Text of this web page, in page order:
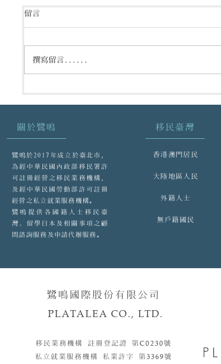
留言
撰寫留言......
關於鷺鳴
鷺鳴於2017年成立於臺北市，
為經中華民國內政部移民署許
可註冊經營之移民業務機構，
及經中華民國勞動部許可註冊
經營之私立就業服務機構。
鷺鳴提供各國籍人士移民臺
灣、留學日本及相關事項之顧
問諮詢服務及申請代辦服務。
移民臺灣
香港澳門居民
大陸地區人民
外籍人士
無戶籍國民
鷺鳴國際股份有限公司
PLATALEA CO., LTD.
移民業務機構 註冊登記證 第C0230號​​
私立就業服務機構 私業許字 第3369號